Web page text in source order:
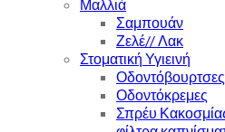
Μαλλιά
Σαμπουάν
Ζελέ// Λακ
Στοματική Υγιεινή
Οδοντόβουρτσες
Οδοντόκρεμες
Σπρέυ